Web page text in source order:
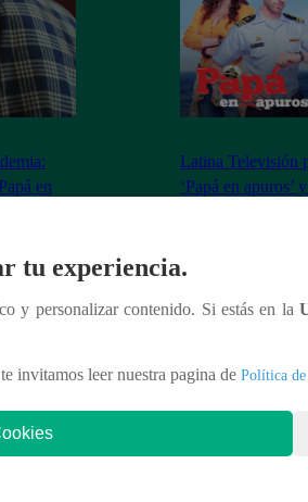
en
Latina Televisión
‘Papá en apuros’
tu experiencia.
y personalizar contenido. Si estás en la
invitamos leer nuestra pagina de Política